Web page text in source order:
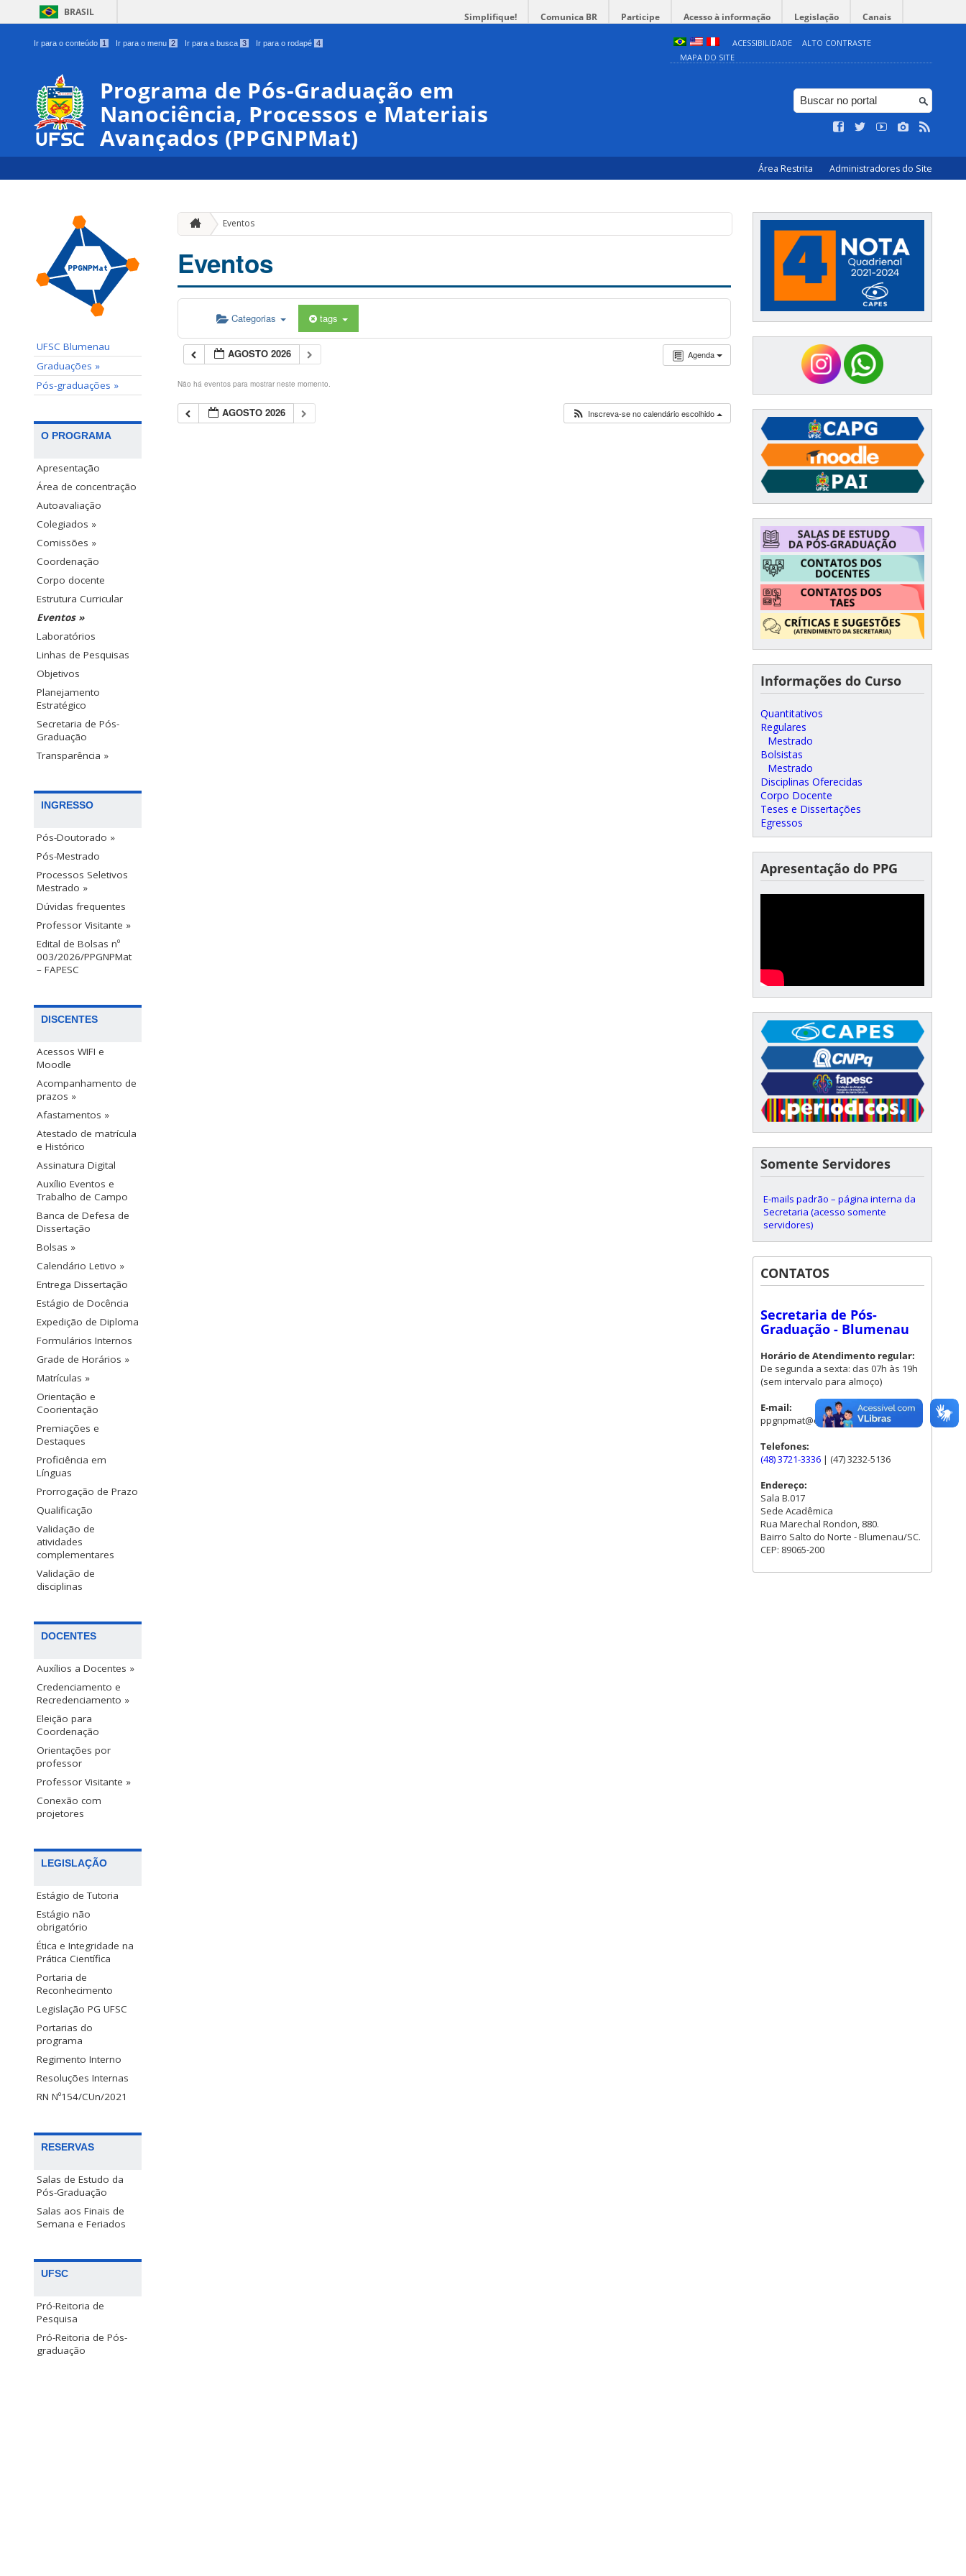
BRASIL Simplifique! Comunica BR Participe Acesso à informação Legislação Canais
Ir para o conteúdo 1 Ir para o menu 2 Ir para a busca 3 Ir para o rodapé 4 ACESSIBILIDADE
ALTO CONTRASTE
MAPA DO SITE
Programa de Pós-Graduação em
Nanociência, Processos e Materiais
Avançados (PPGNPMat)
Área Restrita Administradores do Site
UFSC Blumenau
Graduações »
Pós-graduações »
O PROGRAMA
Apresentação
Área de concentração
Autoavaliação
Colegiados »
Comissões »
Coordenação
Corpo docente
Estrutura Curricular
Eventos »
Laboratórios
Linhas de Pesquisas
Objetivos
Planejamento
Estratégico
Secretaria de Pós-
Graduação
Transparência »
INGRESSO
Pós-Doutorado »
Pós-Mestrado
Processos Seletivos
Mestrado »
Dúvidas frequentes
Professor Visitante »
Edital de Bolsas nº
003/2026/PPGNPMat
– FAPESC
DISCENTES
Acessos WIFI e
Moodle
Acompanhamento de
prazos »
Afastamentos »
Atestado de matrícula
e Histórico
Assinatura Digital
Auxílio Eventos e
Trabalho de Campo
Banca de Defesa de
Dissertação
Bolsas »
Calendário Letivo »
Entrega Dissertação
Estágio de Docência
Expedição de Diploma
Formulários Internos
Grade de Horários »
Matrículas »
Orientação e
Coorientação
Premiações e
Destaques
Proficiência em
Línguas
Prorrogação de Prazo
Qualificação
Validação de
atividades
complementares
Validação de
disciplinas
DOCENTES
Auxílios a Docentes »
Credenciamento e
Recredenciamento »
Eleição para
Coordenação
Orientações por
professor
Professor Visitante »
Conexão com
projetores
LEGISLAÇÃO
Estágio de Tutoria
Estágio não
obrigatório
Ética e Integridade na
Prática Científica
Portaria de
Reconhecimento
Legislação PG UFSC
Portarias do
programa
Regimento Interno
Resoluções Internas
RN Nº154/CUn/2021
RESERVAS
Salas de Estudo da
Pós-Graduação
Salas aos Finais de
Semana e Feriados
UFSC
Pró-Reitoria de
Pesquisa
Pró-Reitoria de Pós-
graduação
Eventos
Eventos
Categorias tags
Agenda
AGOSTO 2026
Não há eventos para mostrar neste momento.
AGOSTO 2026 Inscreva-se no calendário escolhido
Informações do Curso
Quantitativos
Regulares
Mestrado
Bolsistas
Mestrado
Disciplinas Oferecidas
Corpo Docente
Teses e Dissertações
Egressos
Apresentação do PPG
Somente Servidores
E-mails padrão – página interna da
Secretaria (acesso somente
servidores)
CONTATOS
Secretaria de Pós-
Graduação - Blumenau
Horário de Atendimento regular:
De segunda a sexta: das 07h às 19h
(sem intervalo para almoço)
E-mail:
ppgnpmat@contato.ufsc.br
Telefones:
(48) 3721-3336 | (47) 3232-5136
Endereço:
Sala B.017
Sede Acadêmica
Rua Marechal Rondon, 880.
Bairro Salto do Norte - Blumenau/SC.
CEP: 89065-200